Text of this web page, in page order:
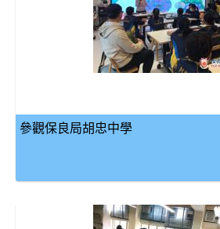
參觀保良局胡忠中學